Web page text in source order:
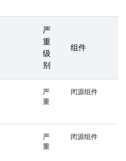
严
重
级
别
组件
严
重
闭源组件
严
重
闭源组件